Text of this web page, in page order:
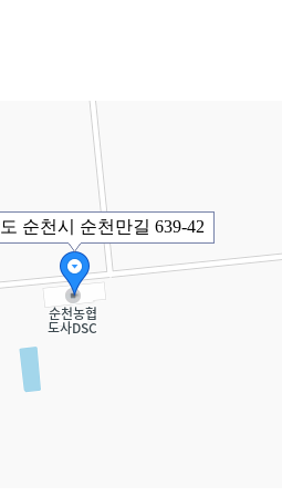
순천시 순천만길 639-42